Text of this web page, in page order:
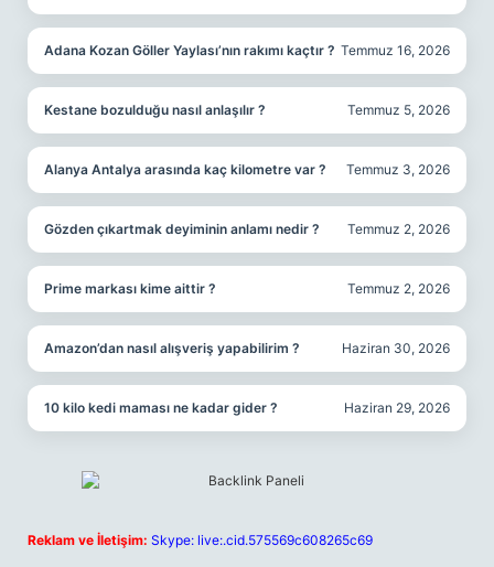
Adana Kozan Göller Yaylası’nın rakımı kaçtır ? Temmuz 16, 2026
Kestane bozulduğu nasıl anlaşılır ? Temmuz 5, 2026
Alanya Antalya arasında kaç kilometre var ? Temmuz 3, 2026
Gözden çıkartmak deyiminin anlamı nedir ? Temmuz 2, 2026
Prime markası kime aittir ? Temmuz 2, 2026
Amazon’dan nasıl alışveriş yapabilirim ? Haziran 30, 2026
10 kilo kedi maması ne kadar gider ? Haziran 29, 2026
Reklam ve İletişim: Skype: live:.cid.575569c608265c69